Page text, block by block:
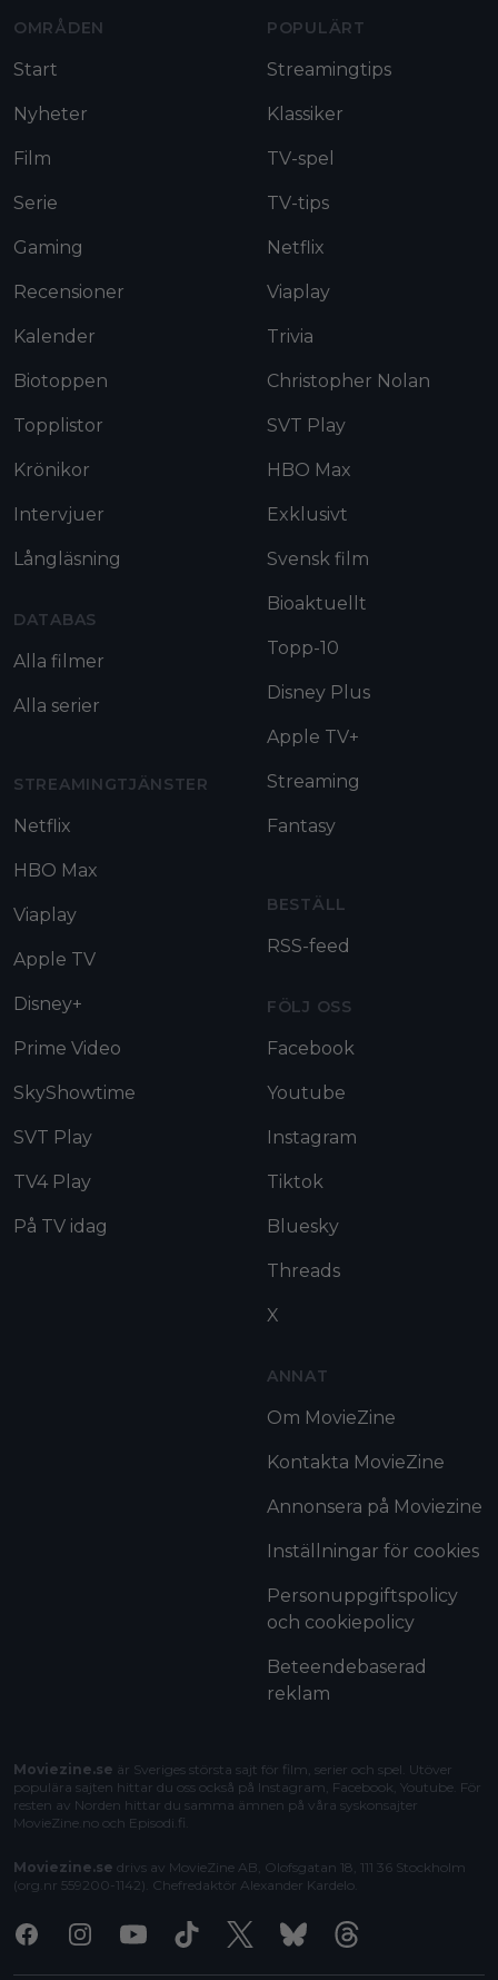
OMRÅDEN
Start
Nyheter
Film
Serie
Gaming
Recensioner
Kalender
Biotoppen
Topplistor
Krönikor
Intervjuer
Långläsning
DATABAS
Alla filmer
Alla serier
STREAMINGTJÄNSTER
Netflix
HBO Max
Viaplay
Apple TV
Disney+
Prime Video
SkyShowtime
SVT Play
TV4 Play
På TV idag
POPULÄRT
Streamingtips
Klassiker
TV-spel
TV-tips
Netflix
Viaplay
Trivia
Christopher Nolan
SVT Play
HBO Max
Exklusivt
Svensk film
Bioaktuellt
Topp-10
Disney Plus
Apple TV+
Streaming
Fantasy
BESTÄLL
RSS-feed
FÖLJ OSS
Facebook
Youtube
Instagram
Tiktok
Bluesky
Threads
X
ANNAT
Om MovieZine
Kontakta MovieZine
Annonsera på Moviezine
Inställningar för cookies
Personuppgiftspolicy
och cookiepolicy
Beteendebaserad
reklam
Moviezine.se är Sveriges största sajt för film, serier och spel. Utöver
populära sajten hittar du oss också på Instagram, Facebook, Youtube. För
resten av Norden hittar du samma ämnen på våra syskonsajter
MovieZine.no och Episodi.fi
Moviezine.se drivs av MovieZine AB, Olofsgatan 18, 111 36 Stockholm
(org.nr 559200-1142). Chefredaktör Alexander Kardelo
FacebookInstagramYoutubeTiktok X BlueskyThreads